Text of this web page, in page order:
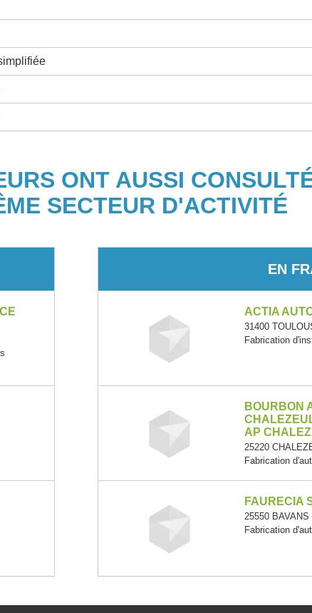
ONT AUSSI
SECTEUR D'ACTIVITÉ
EN
ACTIA
31400
Fabrication
BOURBON
AP
25220
Fabrication
FAURECIA
25550
Fabrication